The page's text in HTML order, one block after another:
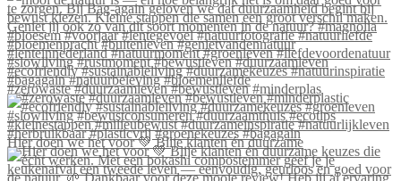
#zerowaste #duurzaamleven #bewustleven #minderplas
Hier doen we het voor 💚 Blije klanten én duurzame